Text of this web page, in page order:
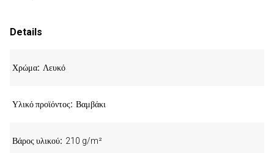
Details
Χρώμα Λευκό
Υλικό προϊόντος Βαμβάκι
Βάρος υλικού 210 g/m²